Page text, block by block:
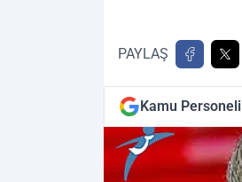
PAYLAŞ
Kamu Personeli